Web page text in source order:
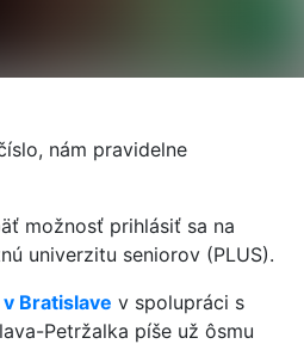
nám pravidelne
možnosť prihlásiť sa na
univerzitu seniorov (PLUS).
Bratislave v spolupráci s
Petržalka píše už ôsmu